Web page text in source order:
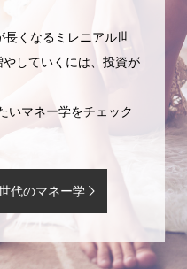
長くなるミレニアル世
していくには、投資が
いマネー学をチェック
代のマネー学